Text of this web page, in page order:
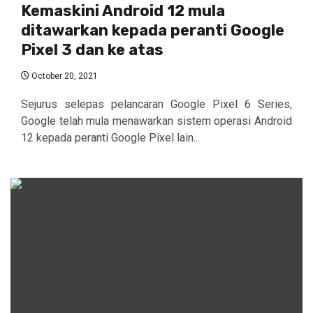
Kemaskini Android 12 mula
ditawarkan kepada peranti Google
Pixel 3 dan ke atas
October 20, 2021
Sejurus selepas pelancaran Google Pixel 6 Series,
Google telah mula menawarkan sistem operasi Android
12 kepada peranti Google Pixel lain...